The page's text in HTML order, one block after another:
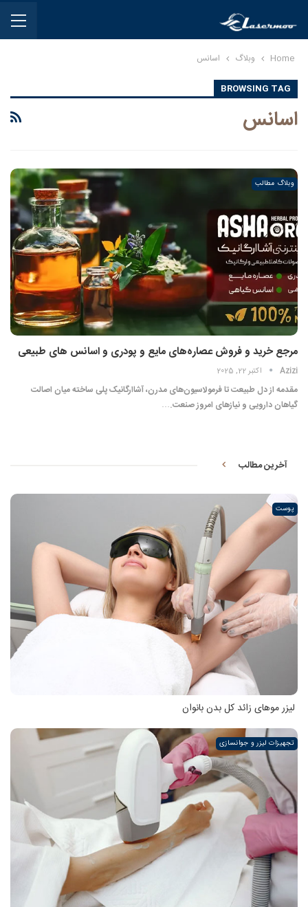
Home وبلاگ اسانس
BROWSING TAG
اسانس
وبلاگ مطالب
مرجع خرید و فروش عصاره‌های مایع و پودری و اسانس های طبیعی
Azizi اکتبر 22, 2025
مقدمه از دل طبیعت تا فرمولاسیون‌های مدرن، آشاارگانیک پلی ساخته میان اصالت
گیاهان دارویی و نیازهای امروز صنعت.…
آخرین مطالب
پوست
لیزر موهای زائد کل بدن بانوان
تجهیزات لیزر و جوانسازی